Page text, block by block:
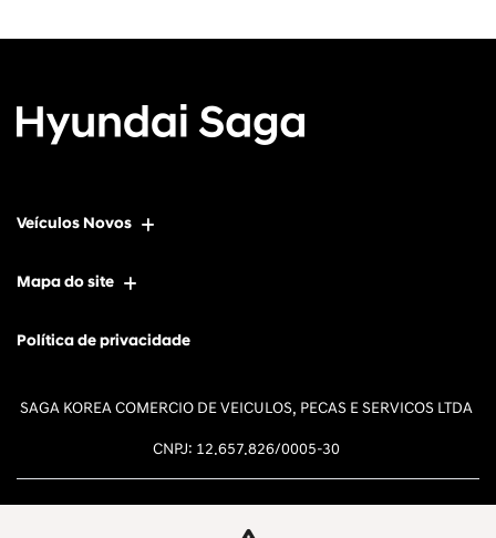
Veículos Novos
Mapa do site
Política de privacidade
SAGA KOREA COMERCIO DE VEICULOS, PECAS E SERVICOS LTDA
CNPJ: 12.657.826/0005-30